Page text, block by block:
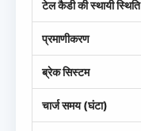
टेल कैडी की स्थायी स्थिति
प्रमाणीकरण
ब्रेक सिस्टम
चार्ज समय (घंटा)